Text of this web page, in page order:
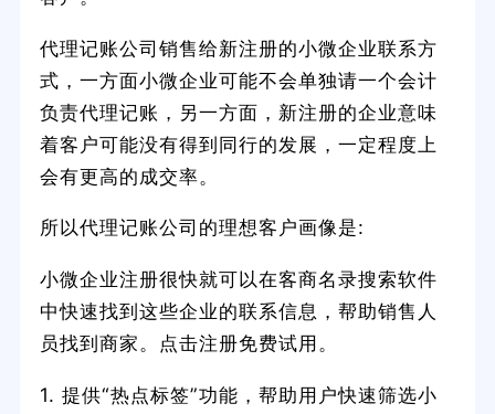
代理记账公司销售给新注册的小微企业联系方
式，一方面小微企业可能不会单独请一个会计
负责代理记账，另一方面，新注册的企业意味
着客户可能没有得到同行的发展，一定程度上
会有更高的成交率。
所以代理记账公司的理想客户画像是:
小微企业注册很快就可以在客商名录搜索软件
中快速找到这些企业的联系信息，帮助销售人
员找到商家。点击注册免费试用。
1. 提供“热点标签”功能，帮助用户快速筛选小